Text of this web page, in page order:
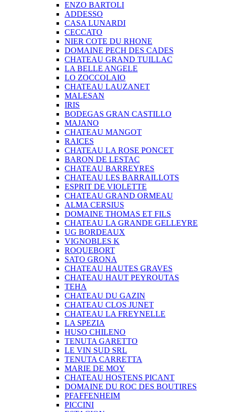
ENZO BARTOLI
ADDESSO
CASA LUNARDI
CECCATO
NIER COTE DU RHONE
DOMAINE PECH DES CADES
CHATEAU GRAND TUILLAC
LA BELLE ANGELE
LO ZOCCOLAIO
CHATEAU LAUZANET
MALESAN
IRIS
BODEGAS GRAN CASTILLO
MAJANO
CHATEAU MANGOT
RAICES
CHATEAU LA ROSE PONCET
BARON DE LESTAC
CHATEAU BARREYRES
CHATEAU LES BARRAILLOTS
ESPRIT DE VIOLETTE
CHATEAU GRAND ORMEAU
ALMA CERSIUS
DOMAINE THOMAS ET FILS
CHATEAU LA GRANDE GELLEYRE
UG BORDEAUX
VIGNOBLES K
ROQUEBORT
SATO GRONA
CHATEAU HAUTES GRAVES
CHATEAU HAUT PEYROUTAS
TEHA
CHATEAU DU GAZIN
CHATEAU CLOS JUNET
CHATEAU LA FREYNELLE
LA SPEZIA
HUSO CHILENO
TENUTA GARETTO
LE VIN SUD SRL
TENUTA CARRETTA
MARIE DE MOY
CHATEAU HOSTENS PICANT
DOMAINE DU ROC DES BOUTIRES
PFAFFENHEIM
PICCINI